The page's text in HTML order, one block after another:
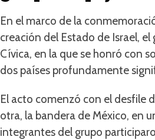
En el marco de la
creación del Estado de Israel,
Cívica, en la que se honró con
dos países profundamente
El acto comenzó con el desfile
otra, la bandera de México, en
integrantes del grupo